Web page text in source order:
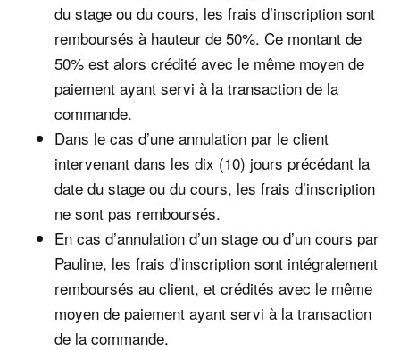
du stage ou du cours, les frais d’inscription sont
remboursés à hauteur de 50%. Ce montant de
50% est alors crédité avec le même moyen de
paiement ayant servi à la transaction de la
commande.
Dans le cas d’une annulation par le client
intervenant dans les dix (10) jours précédant la
date du stage ou du cours, les frais d’inscription
ne sont pas remboursés.
En cas d’annulation d’un stage ou d’un cours par
Pauline, les frais d’inscription sont intégralement
remboursés au client, et crédités avec le même
moyen de paiement ayant servi à la transaction
de la commande.